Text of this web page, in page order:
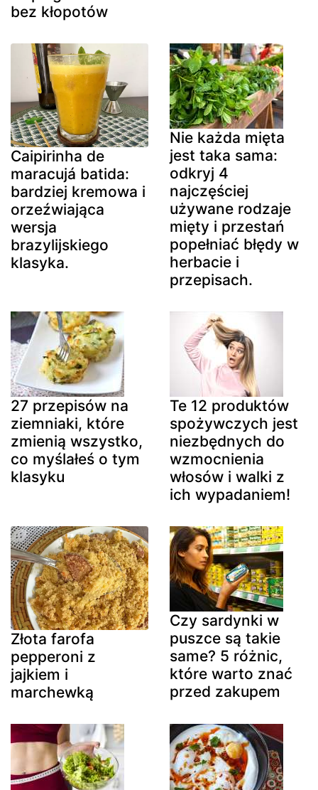
bez kłopotów
Caipirinha de
maracujá batida:
bardziej kremowa i
orzeźwiająca
wersja
brazylijskiego
klasyka.
Nie każda mięta
jest taka sama:
odkryj 4
najczęściej
używane rodzaje
mięty i przestań
popełniać błędy w
herbacie i
przepisach.
27 przepisów na
ziemniaki, które
zmienią wszystko,
co myślałeś o tym
klasyku
Te 12 produktów
spożywczych jest
niezbędnych do
wzmocnienia
włosów i walki z
ich wypadaniem!
Złota farofa
pepperoni z
jajkiem i
marchewką
Czy sardynki w
puszce są takie
same? 5 różnic,
które warto znać
przed zakupem